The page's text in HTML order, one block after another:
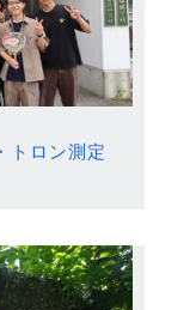
トロン測定